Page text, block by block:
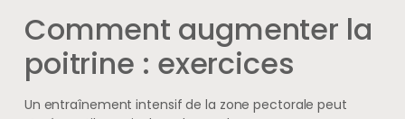
Comment augmenter la
poitrine : exercices
Un entraînement intensif de la zone pectorale peut